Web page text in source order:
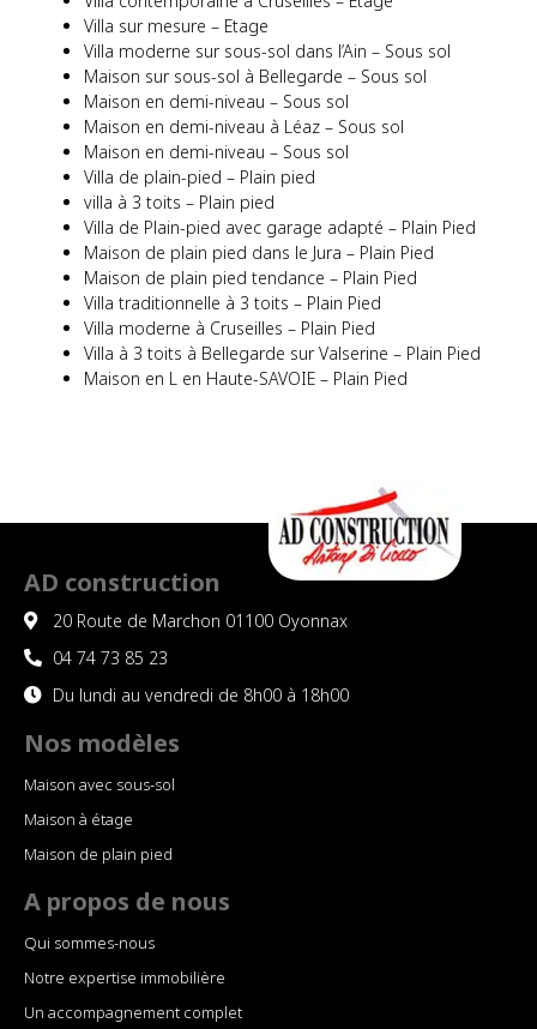
Villa sur mesure – Etage
Villa moderne sur sous-sol dans l’Ain – Sous sol
Maison sur sous-sol à Bellegarde – Sous sol
Maison en demi-niveau – Sous sol
Maison en demi-niveau à Léaz – Sous sol
Maison en demi-niveau – Sous sol
Villa de plain-pied – Plain pied
villa à 3 toits – Plain pied
Villa de Plain-pied avec garage adapté – Plain Pied
Maison de plain pied dans le Jura – Plain Pied
Maison de plain pied tendance – Plain Pied
Villa traditionnelle à 3 toits – Plain Pied
Villa moderne à Cruseilles – Plain Pied
Villa à 3 toits à Bellegarde sur Valserine – Plain Pied
Maison en L en Haute-SAVOIE – Plain Pied
AD construction
20 Route de Marchon 01100 Oyonnax
04 74 73 85 23
Du lundi au vendredi de 8h00 à 18h00
Nos modèles
Maison avec sous-sol
Maison à étage
Maison de plain pied
A propos de nous
Qui sommes-nous
Notre expertise immobilière
Un accompagnement complet